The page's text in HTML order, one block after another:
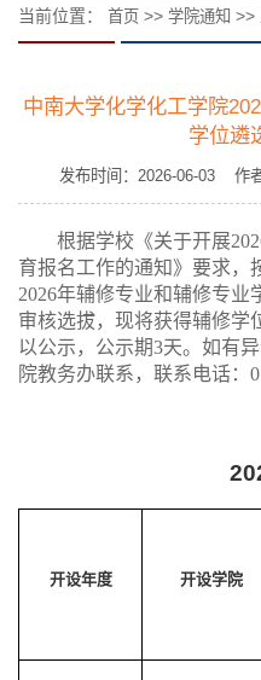
当前位置： 首页 >> 学院通知 >>
中南大学化学化工学院
学位遴
发布时间：2026-06-03 作
根据学校《关于开展
育报名工作的通知》要求，
2026年辅修专业和辅修专
审核选拔，现将获得辅修学
以公示，公示期3天。如有
院教务办联系，联系电话：
开设年度 开设学院